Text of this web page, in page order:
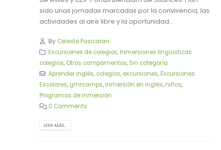
sido unas jornadas marcadas por la convivencia, las
actividades al aire libre y la oportunidad...
By Celeste Pasicaran
Excursiones de colegios,Inmersiones lingüisticas
colegios, Otros campamentos, Sin categoría
Aprender inglés, colegios, excursiones,Excursiones
Escolares, gmrcamps,inmersión en inglés,niños,
Programas de inmersión
0 Comments
LEER MÁS...